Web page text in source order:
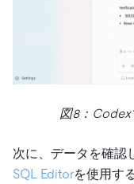
図8：Codex
次に、データを確認
SQL Editorを使用す